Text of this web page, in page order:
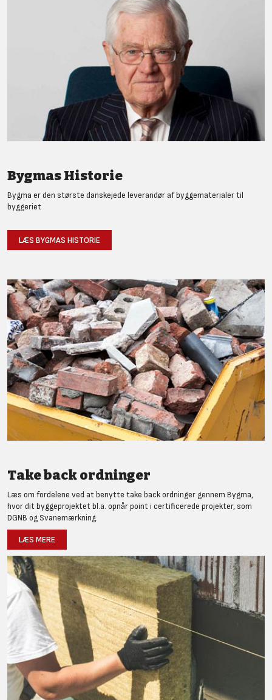
Bygmas Historie
Bygma er den største danskejede leverandør af byggematerialer til
byggeriet
LÆS BYGMAS HISTORIE
Take back ordninger
Læs om fordelene ved at benytte take back ordninger gennem Bygma,
hvor dit byggeprojektet bl.a. opnår point i certificerede projekter, som
DGNB og Svanemærkning.
LÆS MERE